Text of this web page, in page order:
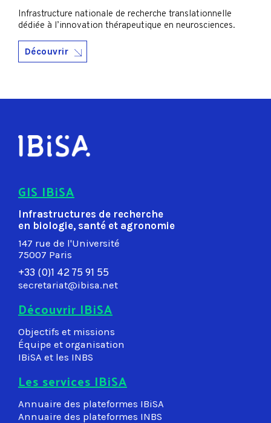
Infrastructure nationale de recherche translationnelle
dédiée à l’innovation thérapeutique en neurosciences.
Découvrir
GIS IBiSA
Infrastructures de recherche
en biologie, santé et agronomie
147 rue de l'Université
75007 Paris
+33 (0)1 42 75 91 55
secretariat@ibisa.net
Découvrir IBiSA
Objectifs et missions
Équipe et organisation
IBiSA et les INBS
Les services IBiSA
Annuaire des plateformes IBiSA
Annuaire des plateformes INBS